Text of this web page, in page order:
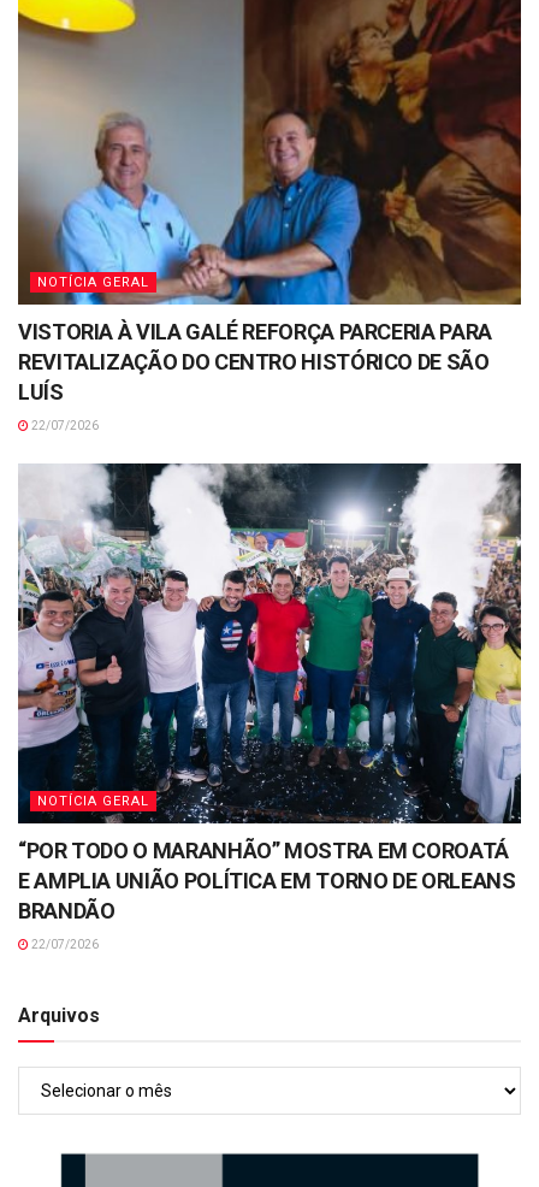
NOTÍCIA GERAL
VISTORIA À VILA GALÉ REFORÇA PARCERIA PARA
REVITALIZAÇÃO DO CENTRO HISTÓRICO DE SÃO
LUÍS
22/07/2026
NOTÍCIA GERAL
“POR TODO O MARANHÃO” MOSTRA EM COROATÁ
E AMPLIA UNIÃO POLÍTICA EM TORNO DE ORLEANS
BRANDÃO
22/07/2026
Arquivos
Arquivos